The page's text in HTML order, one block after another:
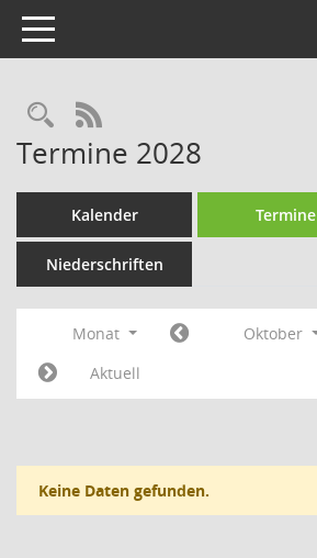
Toggle navigation
Rechercheauswahl
RSS-Feed
Termine 2028
Kalender Termine
Niederschriften
Monat Oktober
Aktuell
Keine Daten gefunden.